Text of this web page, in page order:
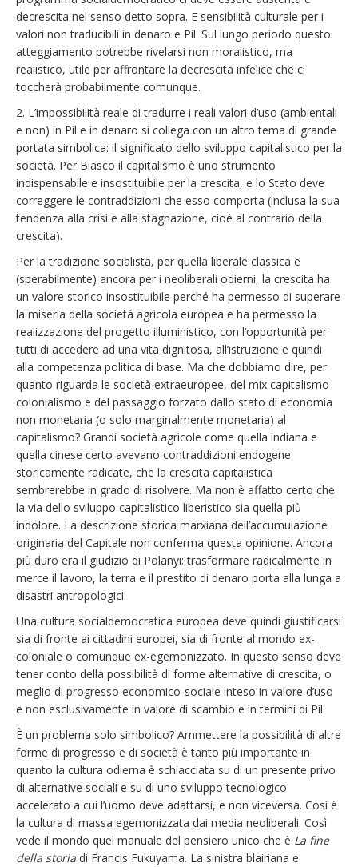
decrescita nel senso detto sopra. E sensibilità culturale per i
valori non traducibili in denaro e Pil. Sul lungo periodo questo
atteggiamento potrebbe rivelarsi non moralistico, ma
realistico, utile per affrontare la decrescita infelice che ci
toccherà probabilmente comunque.
2. L’impossibilità reale di tradurre i reali valori d’uso (ambientali
e non) in Pil e in denaro si collega con un altro tema di grande
portata simbolica: il significato dello sviluppo capitalistico per la
società. Per Biasco il capitalismo è uno strumento
indispensabile e insostituibile per la crescita, e lo Stato deve
correggere le contraddizioni che esso comporta (inclusa la sua
tendenza alla crisi e alla stagnazione, cioè al contrario della
crescita).
Per la tradizione socialista, per quella liberale classica e
(sperabilmente) ancora per i neoliberali odierni, la crescita ha
un valore storico insostituibile perché ha permesso di superare
la miseria della società agricola europea e ha permesso la
realizzazione del progetto illuministico, con l’opportunità per
tutti di accedere ad una vita dignitosa, all’istruzione e quindi
alla competenza politica di base. Ma che dobbiamo dire, per
quanto riguarda le società extraeuropee, del mix capitalismo-
colonialismo e del passaggio forzato dallo stato di economia
non monetaria (o solo marginalmente monetaria) al
capitalismo? Grandi società agricole come quella indiana e
quella cinese certo avevano contraddizioni endogene
storicamente radicate, che la crescita capitalistica
sembrerebbe in grado di risolvere. Ma non è affatto certo che
la via dello sviluppo capitalistico liberistico sia quella più
indolore. La descrizione storica marxiana dell’accumulazione
originaria del Capitale non conferma questa opinione. Ancora
più duro era il giudizio di Polanyi: trasformare radicalmente in
merce il lavoro, la terra e il prestito di denaro porta alla lunga a
disastri antropologici.
Una cultura socialdemocratica europea deve quindi giustificarsi
sia di fronte ai cittadini europei, sia di fronte al mondo ex-
coloniale o comunque ex-egemonizzato. In questo senso deve
tener conto della possibilità di forme alternative di crescita, o
meglio di progresso economico-sociale inteso in valore d’uso
e non esclusivamente in valore di scambio e in termini di Pil.
È un problema solo simbolico? Ammettere la possibilità di altre
forme di progresso e di società è tanto più importante in
quanto la cultura odierna è schiacciata su di un presente privo
di alternative sociali e su di uno sviluppo tecnologico
accelerato a cui l’uomo deve adattarsi, e non viceversa. Così è
la cultura di massa egemonizzata dai media neoliberali. Così
vede il mondo quel manuale del pensiero unico che è La fine
della storia di Francis Fukuyama. La sinistra blairiana e